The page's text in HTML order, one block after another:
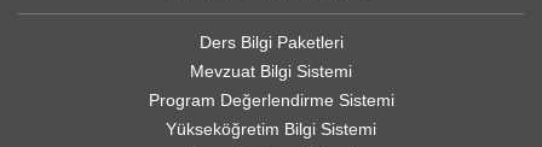
Ders Bilgi Paketleri
Mevzuat Bilgi Sistemi
Program Değerlendirme Sistemi
Yükseköğretim Bilgi Sistemi